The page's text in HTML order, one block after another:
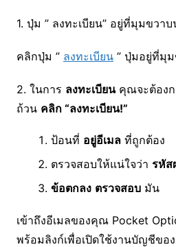
1. ปุ่ม ” ลงทะเบียน” อยู่ที่มุมขว
คลิกปุ่ม ” ลงทะเบียน” ปุ่มอยู่ที่มุ
2. ในการ ลงทะเบียนคุณจะต้องก
ถ้วน คลิก “ลงทะเบียน!”
ป้อนที่ อยู่อีเมลที่ถูกต้อง
ตรวจสอบให้แน่ใจว่า รหัส
ข้อตกลง ตรวจสอบมัน
เข้าถึงอีเมลของคุณ Pocket
พร้อมลิงก์เพื่อเปิดใช้งานบัญชีข